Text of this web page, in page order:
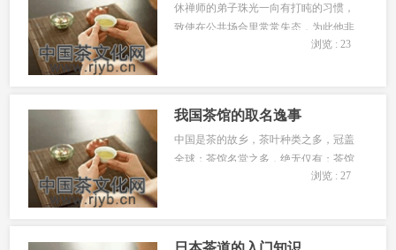
休禅师的弟子珠光一向有打盹的习惯，
致使在公共场合里常常失态，为此他非
常苦恼，便前去请教医生，医生劝珠光
浏览 : 23
我国茶馆的取名逸事
中国是茶的故乡，茶叶种类之多，冠盖
全球；茶馆名堂之多，绝无仅有；茶馆
内涵之丰富，堪称世界之最。今就民国
浏览 : 27